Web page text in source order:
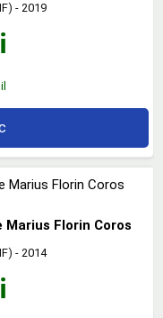
- 2019
Marius Florin Coros
- 2014